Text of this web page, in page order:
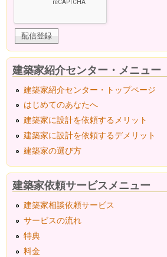
建築家紹介センター・メニュー
建築家紹介センター・トップページ
はじめてのあなたへ
建築家に設計を依頼するメリット
建築家に設計を依頼するデメリット
建築家の選び方
建築家依頼サービスメニュー
建築家相談依頼サービス
サービスの流れ
特典
料金